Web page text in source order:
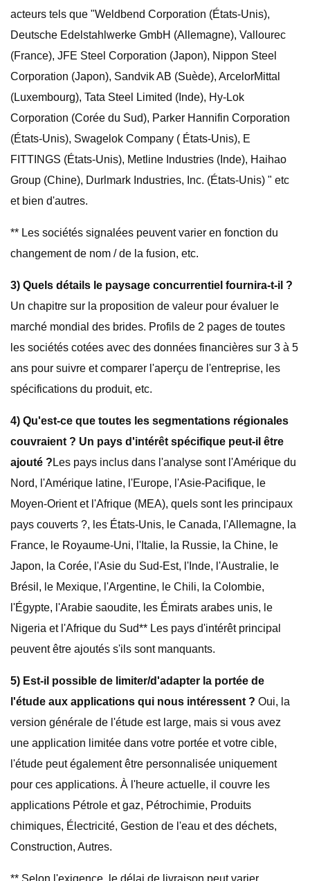
acteurs tels que "Weldbend Corporation (États-Unis),
Deutsche Edelstahlwerke GmbH (Allemagne), Vallourec
(France), JFE Steel Corporation (Japon), Nippon Steel
Corporation (Japon), Sandvik AB (Suède), ArcelorMittal
(Luxembourg), Tata Steel Limited (Inde), Hy-Lok
Corporation (Corée du Sud), Parker Hannifin Corporation
(États-Unis), Swagelok Company ( États-Unis), E
FITTINGS (États-Unis), Metline Industries (Inde), Haihao
Group (Chine), Durlmark Industries, Inc. (États-Unis) " etc
et bien d'autres.
** Les sociétés signalées peuvent varier en fonction du
changement de nom / de la fusion, etc.
3) Quels détails le paysage concurrentiel fournira-t-il ?
Un chapitre sur la proposition de valeur pour évaluer le
marché mondial des brides. Profils de 2 pages de toutes
les sociétés cotées avec des données financières sur 3 à 5
ans pour suivre et comparer l'aperçu de l'entreprise, les
spécifications du produit, etc.
4) Qu'est-ce que toutes les segmentations régionales
couvraient ? Un pays d'intérêt spécifique peut-il être
ajouté ? Les pays inclus dans l'analyse sont l'Amérique du
Nord, l'Amérique latine, l'Europe, l'Asie-Pacifique, le
Moyen-Orient et l'Afrique (MEA), quels sont les principaux
pays couverts ?, les États-Unis, le Canada, l'Allemagne, la
France, le Royaume-Uni, l'Italie, la Russie, la Chine, le
Japon, la Corée, l'Asie du Sud-Est, l'Inde, l'Australie, le
Brésil, le Mexique, l'Argentine, le Chili, la Colombie,
l'Égypte, l'Arabie saoudite, les Émirats arabes unis, le
Nigeria et l'Afrique du Sud** Les pays d'intérêt principal
peuvent être ajoutés s'ils sont manquants.
5) Est-il possible de limiter/d'adapter la portée de
l'étude aux applications qui nous intéressent ? Oui, la
version générale de l'étude est large, mais si vous avez
une application limitée dans votre portée et votre cible,
l'étude peut également être personnalisée uniquement
pour ces applications. À l'heure actuelle, il couvre les
applications Pétrole et gaz, Pétrochimie, Produits
chimiques, Électricité, Gestion de l'eau et des déchets,
Construction, Autres.
** Selon l'exigence, le délai de livraison peut varier.